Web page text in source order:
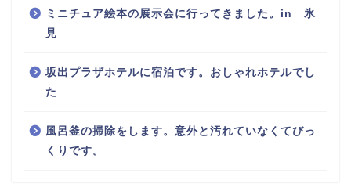
ミニチュア絵本の展示会に行ってきました。in 氷
見
坂出プラザホテルに宿泊です。おしゃれホテルでし
た
風呂釜の掃除をします。意外と汚れていなくてびっ
くりです。